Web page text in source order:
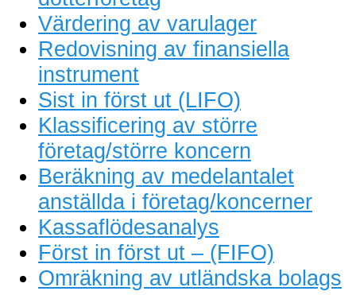
Värdering av varulager
Redovisning av finansiella
instrument
Sist in först ut (LIFO)
Klassificering av större
företag/större koncern
Beräkning av medelantalet
anställda i företag/koncerner
Kassaflödesanalys
Först in först ut – (FIFO)
Omräkning av utländska bolags